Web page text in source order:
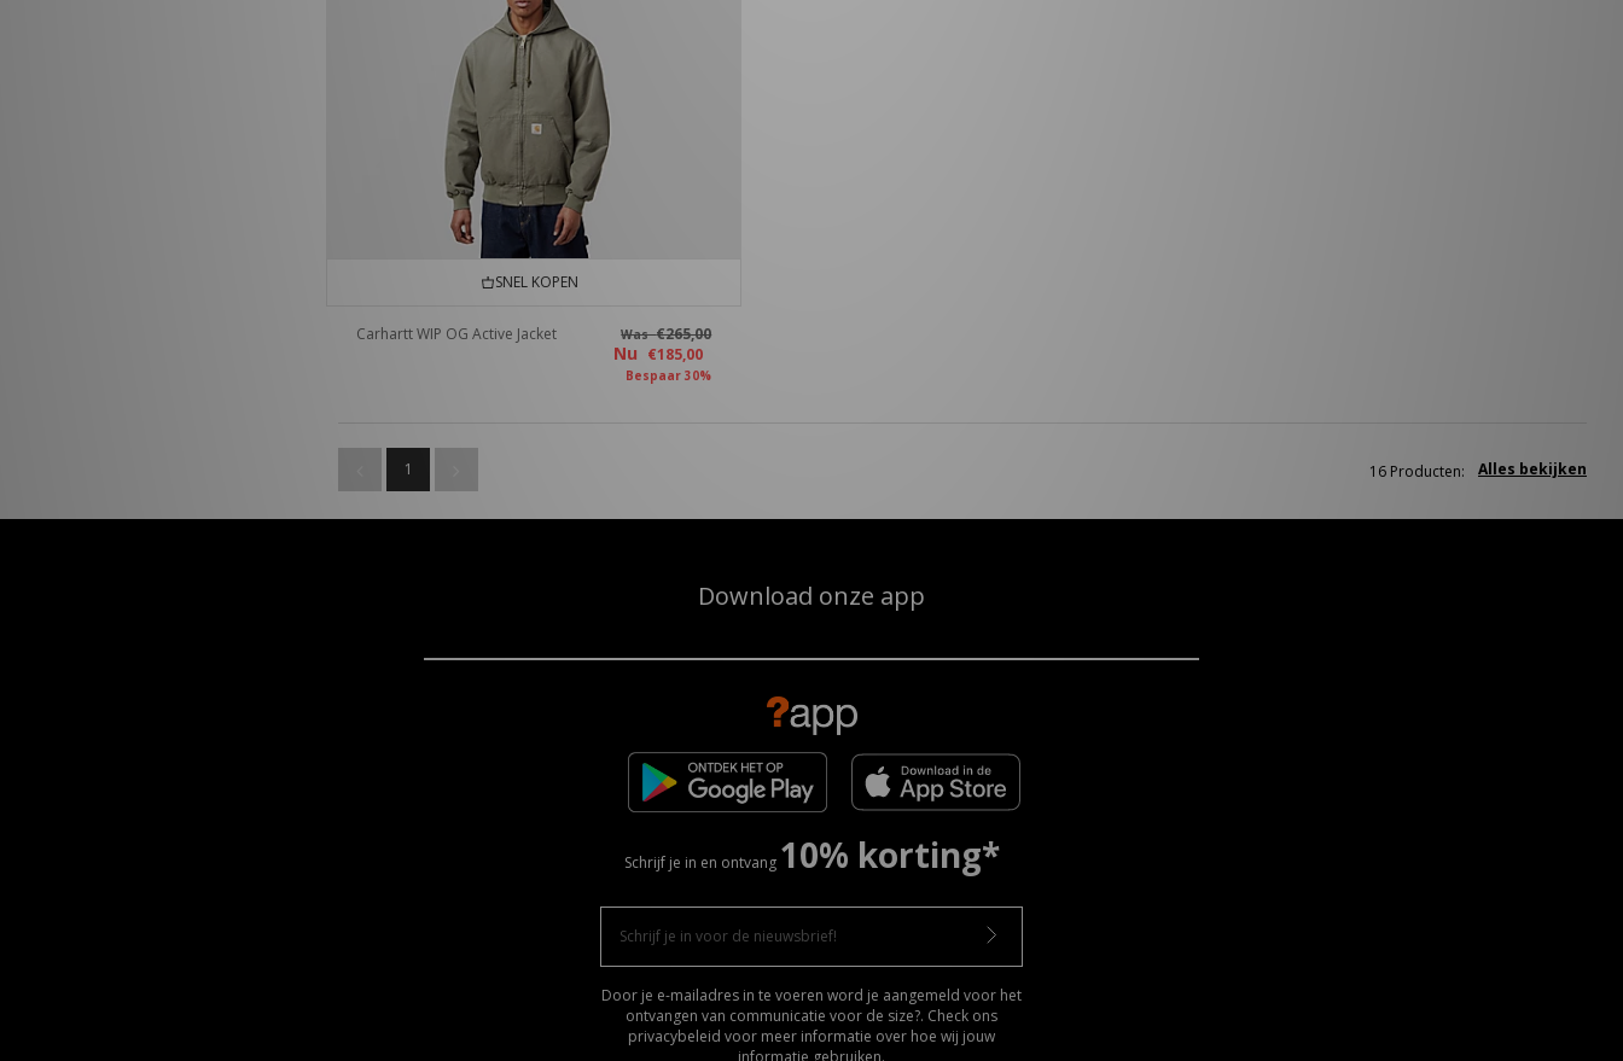
SNEL KOPEN
Carhartt WIP OG Active Jacket Was€265,00
Nu €185,00
Bespaar 30%
1 Alles bekijken
16 Producten:
Download onze app
Schrijf je in en ontvang 10% korting*
Door je e-mailadres in te voeren word je aangemeld voor het
ontvangen van communicatie voor de size?. Check ons
privacybeleid voor meer informatie over hoe wij jouw
informatie gebruiken.